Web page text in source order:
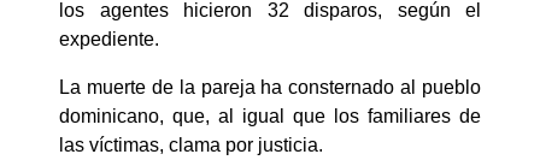
los agentes hicieron 32 disparos, según el
expediente.
La muerte de la pareja ha consternado al pueblo
dominicano, que, al igual que los familiares de
las víctimas, clama por justicia.